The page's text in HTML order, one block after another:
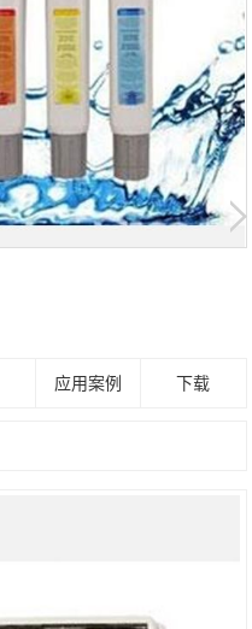
应用案例 下载